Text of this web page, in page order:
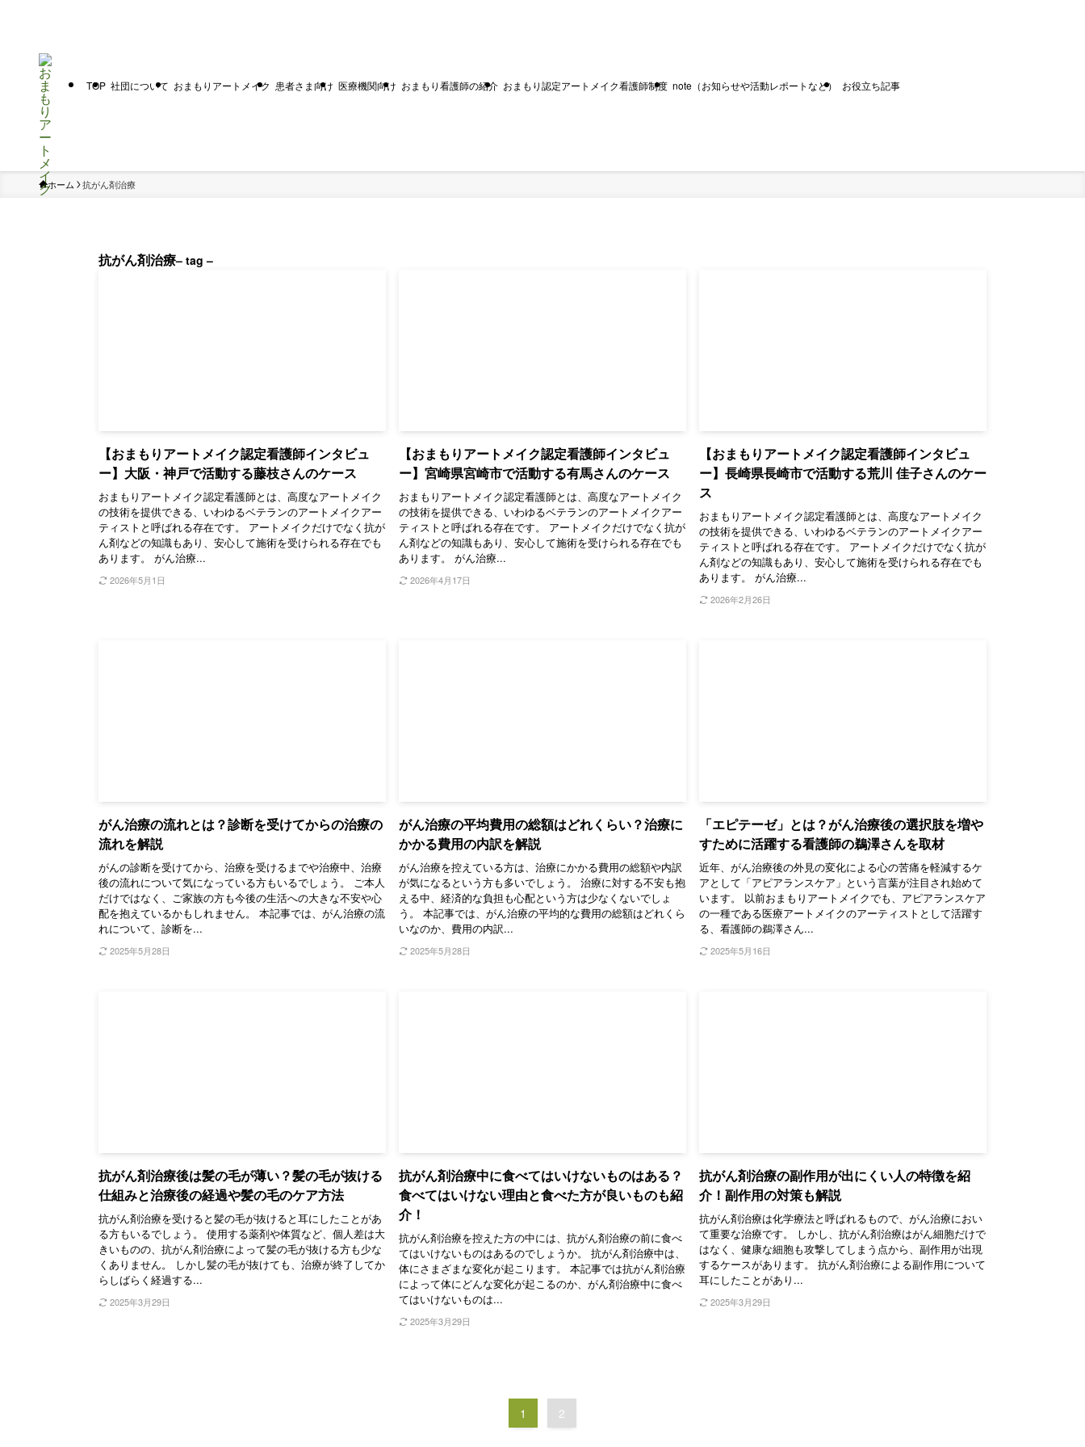
TOP 社団について おまもりアートメイク 患者さま向け 医療機関向け おまもり看護師の紹介 おまもり認定アートメイク看護師制度 note（お知らせや活動レポートなど） お役立ち記事
ホーム 抗がん剤治療
抗がん剤治療– tag –
【おまもりアートメイク認定看護師インタビュ
ー】大阪・神戸で活動する藤枝さんのケース
おまもりアートメイク認定看護師とは、高度なアートメイク
の技術を提供できる、いわゆるベテランのアートメイクアー
ティストと呼ばれる存在です。 アートメイクだけでなく抗が
ん剤などの知識もあり、安心して施術を受けられる存在でも
あります。 がん治療...
2026年5月1日
【おまもりアートメイク認定看護師インタビュ
ー】宮崎県宮崎市で活動する有馬さんのケース
おまもりアートメイク認定看護師とは、高度なアートメイク
の技術を提供できる、いわゆるベテランのアートメイクアー
ティストと呼ばれる存在です。 アートメイクだけでなく抗が
ん剤などの知識もあり、安心して施術を受けられる存在でも
あります。 がん治療...
2026年4月17日
【おまもりアートメイク認定看護師インタビュ
ー】長崎県長崎市で活動する荒川 佳子さんのケー
ス
おまもりアートメイク認定看護師とは、高度なアートメイク
の技術を提供できる、いわゆるベテランのアートメイクアー
ティストと呼ばれる存在です。 アートメイクだけでなく抗が
ん剤などの知識もあり、安心して施術を受けられる存在でも
あります。 がん治療...
2026年2月26日
がん治療の流れとは？診断を受けてからの治療の
流れを解説
がんの診断を受けてから、治療を受けるまでや治療中、治療
後の流れについて気になっている方もいるでしょう。 ご本人
だけではなく、ご家族の方も今後の生活への大きな不安や心
配を抱えているかもしれません。 本記事では、がん治療の流
れについて、診断を...
2025年5月28日
がん治療の平均費用の総額はどれくらい？治療に
かかる費用の内訳を解説
がん治療を控えている方は、治療にかかる費用の総額や内訳
が気になるという方も多いでしょう。 治療に対する不安も抱
える中、経済的な負担も心配という方は少なくないでしょ
う。 本記事では、がん治療の平均的な費用の総額はどれくら
いなのか、費用の内訳...
2025年5月28日
「エピテーゼ」とは？がん治療後の選択肢を増や
すために活躍する看護師の鵜澤さんを取材
近年、がん治療後の外見の変化による心の苦痛を軽減するケ
アとして「アピアランスケア」という言葉が注目され始めて
います。 以前おまもりアートメイクでも、アピアランスケア
の一種である医療アートメイクのアーティストとして活躍す
る、看護師の鵜澤さん...
2025年5月16日
抗がん剤治療後は髪の毛が薄い？髪の毛が抜ける
仕組みと治療後の経過や髪の毛のケア方法
抗がん剤治療を受けると髪の毛が抜けると耳にしたことがあ
る方もいるでしょう。 使用する薬剤や体質など、個人差は大
きいものの、抗がん剤治療によって髪の毛が抜ける方も少な
くありません。 しかし髪の毛が抜けても、治療が終了してか
らしばらく経過する...
2025年3月29日
抗がん剤治療中に食べてはいけないものはある？
食べてはいけない理由と食べた方が良いものも紹
介！
抗がん剤治療を控えた方の中には、抗がん剤治療の前に食べ
てはいけないものはあるのでしょうか。 抗がん剤治療中は、
体にさまざまな変化が起こります。 本記事では抗がん剤治療
によって体にどんな変化が起こるのか、がん剤治療中に食べ
てはいけないものは...
2025年3月29日
抗がん剤治療の副作用が出にくい人の特徴を紹
介！副作用の対策も解説
抗がん剤治療は化学療法と呼ばれるもので、がん治療におい
て重要な治療です。 しかし、抗がん剤治療はがん細胞だけで
はなく、健康な細胞も攻撃してしまう点から、副作用が出現
するケースがあります。 抗がん剤治療による副作用について
耳にしたことがあり...
2025年3月29日
1 2